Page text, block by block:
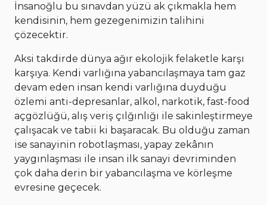
İnsanoğlu bu sınavdan yüzü ak çıkmakla hem
kendisinin, hem gezegenimizin talihini
çözecektir.
Aksi takdirde dünya ağır ekolojik felaketle karşı
karşıya. Kendi varlığına yabancılaşmaya tam gaz
devam eden insan kendi varlığına duyduğu
özlemi anti-depresanlar, alkol, narkotik, fast-food
açgözlüğü, alış veriş çılğınlığı ile sakinleştirmeye
çalışacak ve tabii ki başaracak. Bu olduğu zaman
ise sanayinin robotlaşması, yapay zekânın
yaygınlaşması ile insan ilk sanayi devriminden
çok daha derin bir yabancılaşma ve körleşme
evresine geçecek.